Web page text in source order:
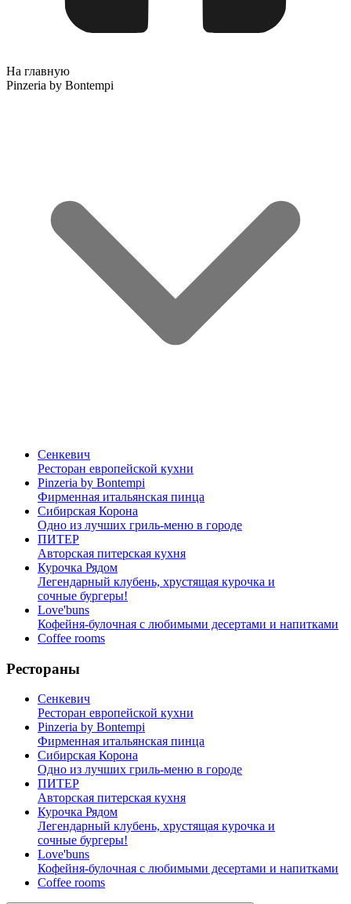
На главную
Pinzeria by Bontempi
Сенкевич
Ресторан европейской кухни
Pinzeria by Bontempi
Фирменная итальянская пинца
Сибирская Корона
Одно из лучших гриль-меню в городе
ПИТЕР
Авторская питерская кухня
Курочка Рядом
Легендарный клубень, хрустящая курочка и
сочные бургеры!
Love'buns
Кофейня-булочная с любимыми десертами и напитками
Coffee rooms
Рестораны
Сенкевич
Ресторан европейской кухни
Pinzeria by Bontempi
Фирменная итальянская пинца
Сибирская Корона
Одно из лучших гриль-меню в городе
ПИТЕР
Авторская питерская кухня
Курочка Рядом
Легендарный клубень, хрустящая курочка и
сочные бургеры!
Love'buns
Кофейня-булочная с любимыми десертами и напитками
Coffee rooms